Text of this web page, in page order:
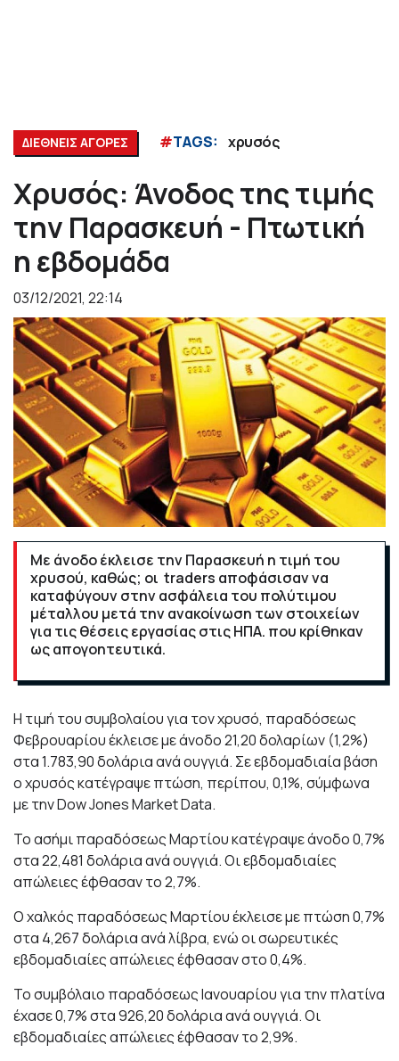
ΔΙΕΘΝΕΙΣ ΑΓΟΡΕΣ #TAGS: χρυσός
Χρυσός: Άνοδος της τιμής
την Παρασκευή - Πτωτική
η εβδομάδα
03/12/2021, 22:14
Με άνοδο έκλεισε την Παρασκευή η τιμή του
χρυσού, καθώς; οι traders αποφάσισαν να
καταφύγουν στην ασφάλεια του πολύτιμου
μέταλλου μετά την ανακοίνωση των στοιχείων
για τις θέσεις εργασίας στις ΗΠΑ. που κρίθηκαν
ως απογοητευτικά.
Η τιμή του συμβολαίου για τον χρυσό, παραδόσεως
Φεβρουαρίου έκλεισε με άνοδο 21,20 δολαρίων (1,2%)
στα 1.783,90 δολάρια ανά ουγγιά. Σε εβδομαδιαία βάση
ο χρυσός κατέγραψε πτώση, περίπου, 0,1%, σύμφωνα
με την Dow Jones Market Data.
Το ασήμι παραδόσεως Μαρτίου κατέγραψε άνοδο 0,7%
στα 22,481 δολάρια ανά ουγγιά. Οι εβδομαδιαίες
απώλειες έφθασαν το 2,7%.
Ο χαλκός παραδόσεως Μαρτίου έκλεισε με πτώση 0,7%
στα 4,267 δολάρια ανά λίβρα, ενώ οι σωρευτικές
εβδομαδιαίες απώλειες έφθασαν στο 0,4%.
Το συμβόλαιο παραδόσεως Ιανουαρίου για την πλατίνα
έχασε 0,7% στα 926,20 δολάρια ανά ουγγιά. Οι
εβδομαδιαίες απώλειες έφθασαν το 2,9%.